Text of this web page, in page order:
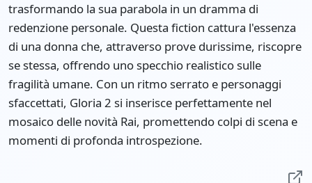
trasformando la sua parabola in un dramma di
redenzione personale. Questa fiction cattura l'essenza
di una donna che, attraverso prove durissime, riscopre
se stessa, offrendo uno specchio realistico sulle
fragilità umane. Con un ritmo serrato e personaggi
sfaccettati, Gloria 2 si inserisce perfettamente nel
mosaico delle novità Rai, promettendo colpi di scena e
momenti di profonda introspezione.